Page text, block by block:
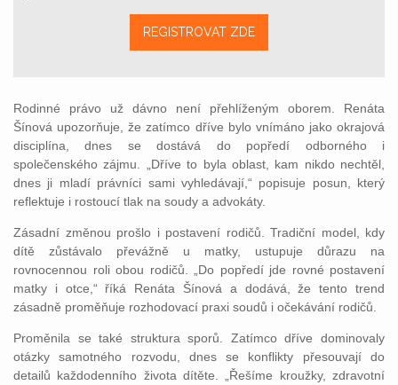
REGISTROVAT ZDE
Rodinné právo už dávno není přehlíženým oborem. Renáta
Šínová upozorňuje, že zatímco dříve bylo vnímáno jako okrajová
disciplína, dnes se dostává do popředí odborného i
společenského zájmu. „Dříve to byla oblast, kam nikdo nechtěl,
dnes ji mladí právníci sami vyhledávají,“ popisuje posun, který
reflektuje i rostoucí tlak na soudy a advokáty.
Zásadní změnou prošlo i postavení rodičů. Tradiční model, kdy
dítě zůstávalo převážně u matky, ustupuje důrazu na
rovnocennou roli obou rodičů. „Do popředí jde rovné postavení
matky i otce,“ říká Renáta Šínová a dodává, že tento trend
zásadně proměňuje rozhodovací praxi soudů i očekávání rodičů.
Proměnila se také struktura sporů. Zatímco dříve dominovaly
otázky samotného rozvodu, dnes se konflikty přesouvají do
detailů každodenního života dítěte. „Řešíme kroužky, zdravotní